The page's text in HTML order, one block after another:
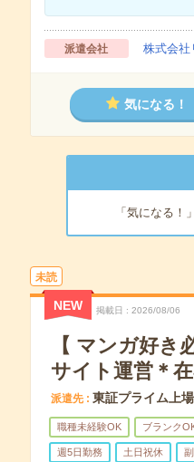
派遣会社 株式会社
気になる！
「気になる！
未読
NEW 掲載日 2026/08/06
【 マンガ好き
サイト運営＊
派遣先 東証プライム上
職種未経験OK ブランク
週5日勤務 土日祝休